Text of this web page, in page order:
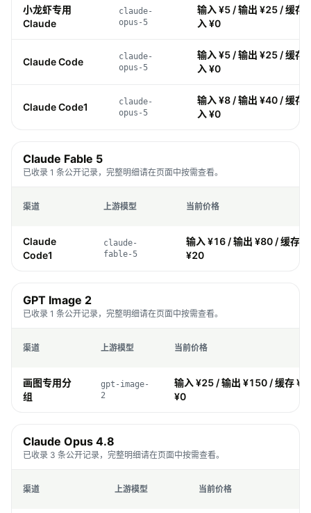
小龙虾专用
Claude
claude-
opus-5
输入 ¥5 / 输出 ¥25 / 缓存
入 ¥0
Claude Code
claude-
opus-5
输入 ¥5 / 输出 ¥25 / 缓存
入 ¥0
Claude Code1
claude-
opus-5
输入 ¥8 / 输出 ¥40 / 缓存
入 ¥0
Claude Fable 5
已收录 1 条公开记录，完整明细请在页面中按需查看。
渠道 上游模型 当前价格
Claude
Code1
claude-
fable-5
输入 ¥16 / 输出 ¥80 / 缓存
¥20
GPT Image 2
已收录 1 条公开记录，完整明细请在页面中按需查看。
渠道 上游模型 当前价格
画图专用分
组
gpt-image-
2
输入 ¥25 / 输出 ¥150 / 缓存 ¥0
¥0
Claude Opus 4.8
已收录 3 条公开记录，完整明细请在页面中按需查看。
渠道 上游模型 当前价格